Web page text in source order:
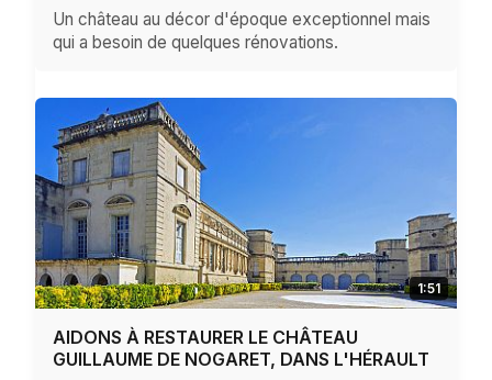
Un château au décor d'époque exceptionnel mais
qui a besoin de quelques rénovations.
1:51
AIDONS À RESTAURER LE CHÂTEAU
GUILLAUME DE NOGARET, DANS L'HÉRAULT